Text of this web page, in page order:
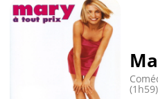
(1h59)